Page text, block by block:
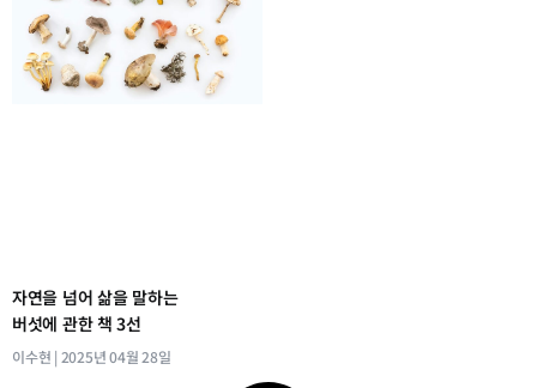
자연을 넘어 삶을 말하는
버섯에 관한 책 3선
이수현 2025년 04월 28일